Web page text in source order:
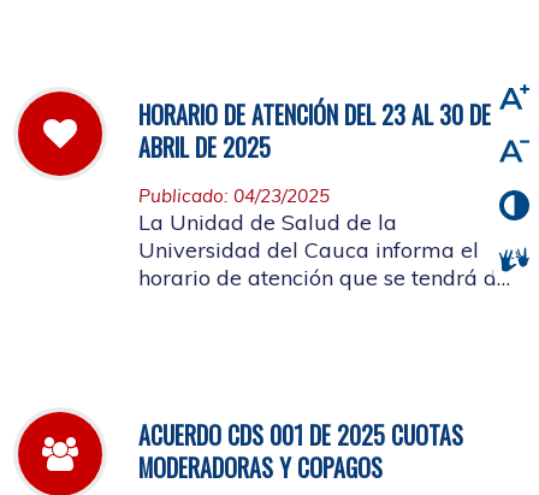
HORARIO DE ATENCIÓN DEL 23 AL 30 DE
ABRIL DE 2025
Publicado: 04/23/2025
La Unidad de Salud de la
Universidad del Cauca informa el
horario de atención que se tendrá del
ACUERDO CDS 001 DE 2025 CUOTAS
MODERADORAS Y COPAGOS